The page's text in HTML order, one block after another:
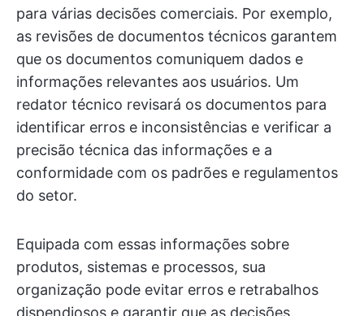
para várias decisões comerciais. Por exemplo,
as revisões de documentos técnicos garantem
que os documentos comuniquem dados e
informações relevantes aos usuários. Um
redator técnico revisará os documentos para
identificar erros e inconsistências e verificar a
precisão técnica das informações e a
conformidade com os padrões e regulamentos
do setor.
Equipada com essas informações sobre
produtos, sistemas e processos, sua
organização pode evitar erros e retrabalhos
dispendiosos e garantir que as decisões